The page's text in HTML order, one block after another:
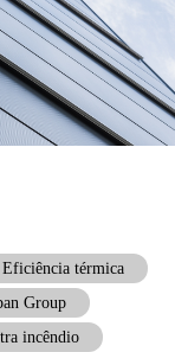
Eficiência térmica
Group
incêndio